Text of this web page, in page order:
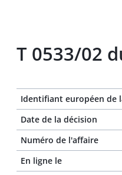
T 0533/02
Identifiant européen de
Date de la décision
Numéro de l'affaire
En ligne le